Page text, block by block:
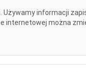
Używamy informacji
internetowej można